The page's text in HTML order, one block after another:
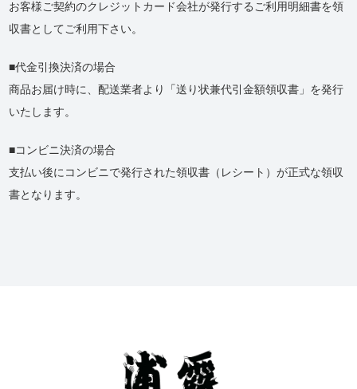
お客様ご契約のクレジットカード会社が発行するご利用明細書を領
収書としてご利用下さい。
代金引換決済の場合
商品お届け時に、配送業者より「送り状兼代引金額領収書」を発行
いたします。
コンビニ決済の場合
支払い後にコンビニで発行された領収書（レシート）が正式な領収
書となります。